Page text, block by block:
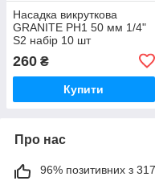
Насадка викруткова
GRANITE PH1 50 мм 1/4"
S2 набір 10 шт
260 ₴
Купити
Про нас
96% позитивних з 317